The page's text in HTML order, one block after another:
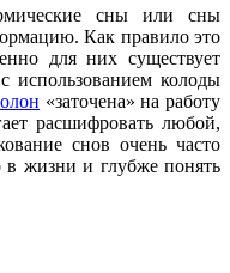
сны или сны
Как правило это
для них существует
использованием колоды
«заточена» на работу
расшифровать любой,
снов очень часто
в жизни и глубже понять